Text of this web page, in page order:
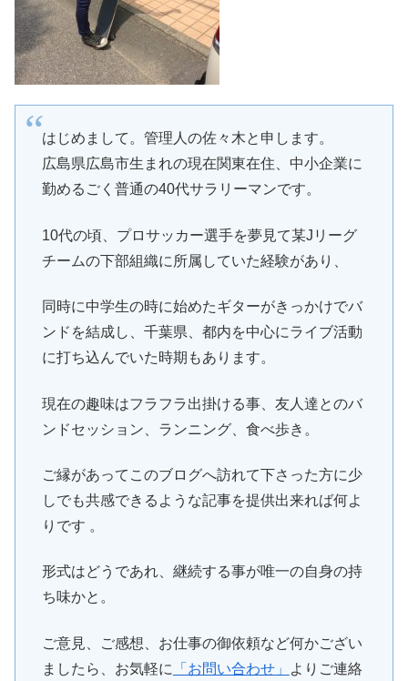
はじめまして。管理人の佐々木と申します。
広島県広島市生まれの現在関東在住、中小企業に
勤めるごく普通の40代サラリーマンです。
10代の頃、プロサッカー選手を夢見て某Jリーグ
チームの下部組織に所属していた経験があり、
同時に中学生の時に始めたギターがきっかけでバ
ンドを結成し、千葉県、都内を中心にライブ活動
に打ち込んでいた時期もあります。
現在の趣味はフラフラ出掛ける事、友人達とのバ
ンドセッション、ランニング、食べ歩き。
ご縁があってこのブログへ訪れて下さった方に少
しでも共感できるような記事を提供出来れば何よ
りです 。
形式はどうであれ、継続する事が唯一の自身の持
ち味かと。
ご意見、ご感想、お仕事の御依頼など何かござい
ましたら、お気軽に
「お問い合わせ」
よりご連絡